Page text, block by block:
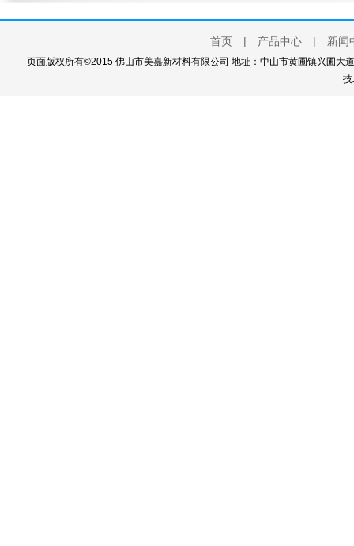
首页 | 产品中心 | 新闻
页面版权所有©2015 佛山市美嘉新材料有限公司 地址：中山市黄圃镇兴圃大